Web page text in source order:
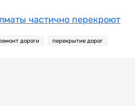
частично перекроют
дороги перекрытие дорог